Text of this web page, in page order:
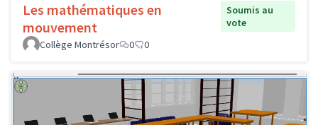
Les mathématiques en
mouvement
Soumis au
vote
Collège Montrésor
0 0